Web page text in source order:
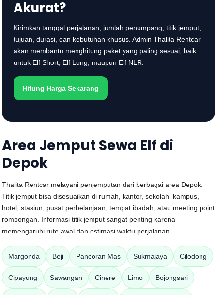
Akurat?
Kirimkan tanggal perjalanan, jumlah penumpang, titik jemput,
tujuan, durasi, dan kebutuhan khusus. Admin Thalita Rentcar
akan membantu menghitung paket yang paling sesuai, baik
untuk Elf Short, Elf Long, maupun Elf NLR.
Hitung Harga Sekarang
Area Jemput Sewa Elf di
Depok
Thalita Rentcar melayani penjemputan dari berbagai area Depok.
Titik jemput bisa disesuaikan di rumah, kantor, sekolah, kampus,
hotel, stasiun, pusat perbelanjaan, tempat ibadah, atau meeting point
rombongan. Informasi titik jemput sangat penting karena
memengaruhi rute awal dan estimasi waktu perjalanan.
Margonda Beji Pancoran Mas Sukmajaya Cilodong
Cipayung Sawangan Cinere Limo Bojongsari